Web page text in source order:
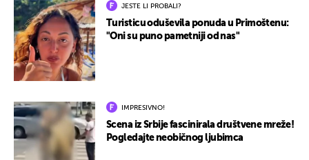
JESTE LI PROBALI?
Turisticu oduševila ponuda u Primoštenu:
"Oni su puno pametniji od nas"
IMPRESIVNO!
Scena iz Srbije fascinirala društvene mreže!
Pogledajte neobičnog ljubimca